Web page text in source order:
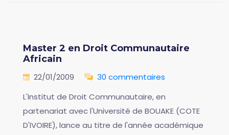
Master 2 en Droit Communautaire
Africain
22/01/2009
30 commentaires
L'Institut de Droit Communautaire, en
partenariat avec l'Université de BOUAKE (COTE
D'IVOIRE), lance au titre de l'année académique